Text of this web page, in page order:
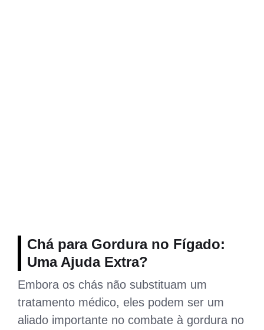
Chá para Gordura no Fígado:
Uma Ajuda Extra?
Embora os chás não substituam um
tratamento médico, eles podem ser um
aliado importante no combate à gordura no